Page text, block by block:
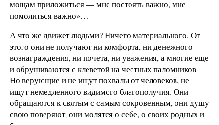
мощам приложиться — мне постоять важно, мне
помолиться важно»…
А что же движет людьми? Ничего материального. От
этого они не получают ни комфорта, ни денежного
вознаграждения, ни почета, ни уважения, а многие еще
и обрушиваются с клеветой на честных паломников.
Но верующие и не ищут похвалы от человеков, не
ищут немедленного видимого благополучия. Они
обращаются к святым с самым сокровенным, они душу
свою поверяют, они молятся о себе, о своих родных и